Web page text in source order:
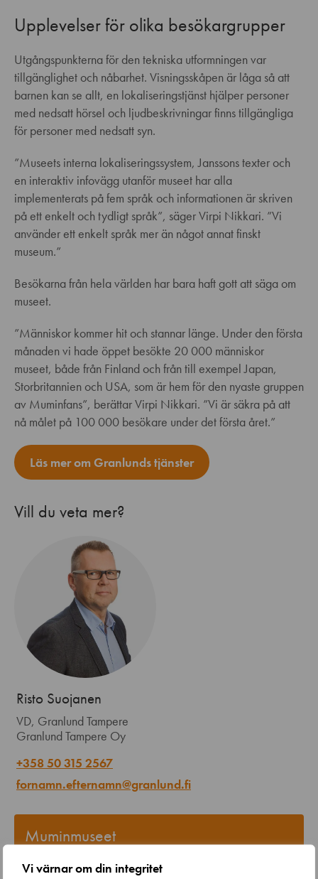
Vi värnar om din integritet
Upplevelser för olika besökargrupper
Utgångspunkterna för den tekniska utformningen var
tillgänglighet och nåbarhet. Visningsskåpen är låga så att
barnen kan se allt, en lokaliseringstjänst hjälper personer
med nedsatt hörsel och ljudbeskrivningar finns tillgängliga
för personer med nedsatt syn.
”Museets interna lokaliseringssystem, Janssons texter och
en interaktiv infovägg utanför museet har alla
implementerats på fem språk och informationen är skriven
på ett enkelt och tydligt språk”, säger Virpi Nikkari. ”Vi
använder ett enkelt språk mer än något annat finskt
museum.”
Besökarna från hela världen har bara haft gott att säga om
museet.
”Människor kommer hit och stannar länge. Under den första
månaden vi hade öppet besökte 20 000 människor
museet, både från Finland och från till exempel Japan,
Storbritannien och USA, som är hem för den nyaste gruppen
av Muminfans”, berättar Virpi Nikkari. ”Vi är säkra på att
nå målet på 100 000 besökare under det första året.”
Läs mer om Granlunds tjänster
Vill du veta mer?
Risto Suojanen
VD, Granlund Tampere
Granlund Tampere Oy
+358 50 315 2567
fornamn.efternamn@granlund.fi
Muminmuseet
Det renoverade Muminmuseet – världens enda